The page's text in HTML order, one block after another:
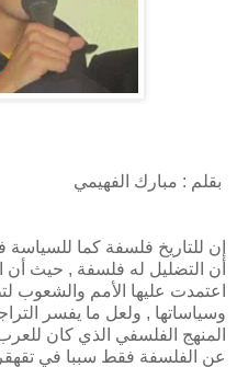
بقلم : مبارك الفهيمي
إن للتاريخ فلسفة كما
أن التضليل له فلسفة , حيث أن
اعتمدت عليها الأمم والشعوب
وسياساتها , ولعل ما يفسر
المنهج الفلسفي الذي كان
عن الفلسفة فقط سببا في تقهقر